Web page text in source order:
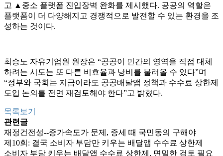
고 ▲중소 플랫폼 진입장벽 완화를 제시했다. 공공의 역할은
플랫폼이 더 다양해지고 경쟁적으로 발전할 수 있는 환경을 조
성하는 것이다.
최승노 자유기업원 원장은 “공공이 민간의 영역을 직접 대체
하려는 시도는 또 다른 비효율과 낭비를 불러올 수 있다”며
“정부와 국회는 지금이라도 공공배달앱 정책과 수수료 상한제
도입 논의를 전면 재검토해야 한다”고 밝혔다.
목록보기
관련글
재정건전성--증가속도가 문제, 증세 때 국민동의 구해야
제10회: 결국 소비자 부담만 키우는 배달앱 수수료 상한제
소비자 부담 키우는 배달앱 수수료 상한제, 면밀한 검토 필요